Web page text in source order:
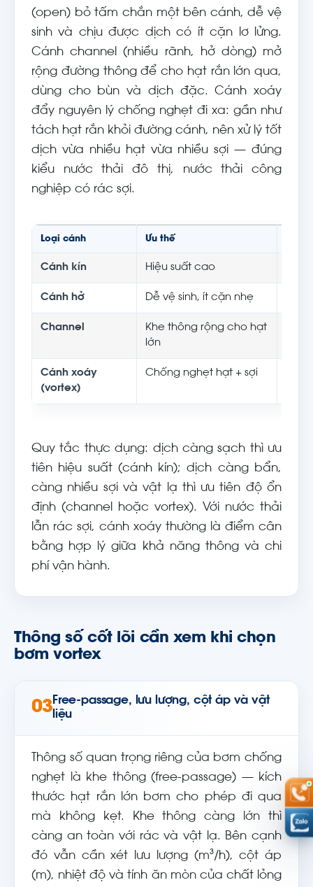
(open) bỏ tấm chắn một bên cánh, dễ vệ
sinh và chịu được dịch có ít cặn lơ lửng.
Cánh channel (nhiều rãnh, hở dòng) mở
rộng đường thông để cho hạt rắn lớn qua,
dùng cho bùn và dịch đặc. Cánh xoáy
đẩy nguyên lý chống nghẹt đi xa: gần như
tách hạt rắn khỏi đường cánh, nên xử lý tốt
dịch vừa nhiều hạt vừa nhiều sợi — đúng
kiểu nước thải đô thị, nước thải công
nghiệp có rác sợi.
Loại cánh Ưu thế
Cánh kín Hiệu suất cao
Cánh hở Dễ vệ sinh, ít cặn nhẹ
Channel
Khe thông rộng cho hạt
lớn
Cánh xoáy
(vortex)
Chống nghẹt hạt + sợi
Quy tắc thực dụng: dịch càng sạch thì ưu
tiên hiệu suất (cánh kín); dịch càng bẩn,
càng nhiều sợi và vật lạ thì ưu tiên độ ổn
định (channel hoặc vortex). Với nước thải
lẫn rác sợi, cánh xoáy thường là điểm cân
bằng hợp lý giữa khả năng thông và chi
phí vận hành.
Thông số cốt lõi cần xem khi chọn
bơm vortex
03Free-passage, lưu lượng, cột áp và vật
liệu
Thông số quan trọng riêng của bơm chống
nghẹt là khe thông (free-passage) — kích
thước hạt rắn lớn bơm cho phép đi qua
mà không kẹt. Khe thông càng lớn thì
càng an toàn với rác và vật lạ. Bên cạnh
đó vẫn cần xét lưu lượng (m³/h), cột áp
(m), nhiệt độ và tính ăn mòn của chất lỏng